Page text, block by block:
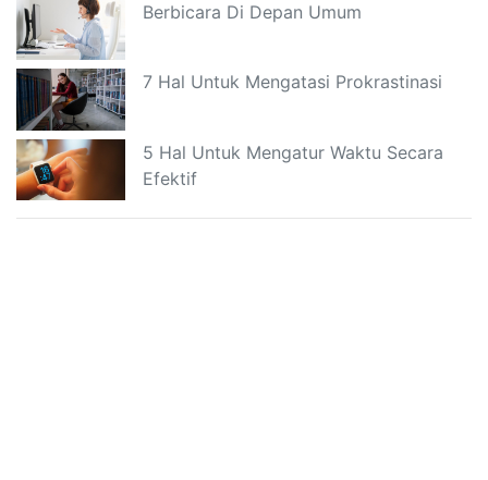
Berbicara Di Depan Umum
7 Hal Untuk Mengatasi Prokrastinasi
5 Hal Untuk Mengatur Waktu Secara
Efektif